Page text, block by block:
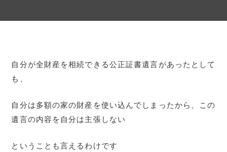
自分が全財産を相続できる公正証書遺言があったとして
も、
自分は多額の家の財産を使い込んでしまったから、この
遺言の内容を自分は主張しない
ということも言えるわけです